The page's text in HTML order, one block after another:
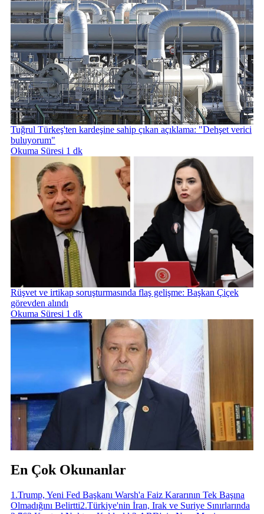
Tuğrul Türkeş'ten kardeşine sahip çıkan açıklama: "Dehşet verici
buluyorum"
Okuma Süresi 1 dk
Rüşvet ve irtikap soruşturmasında flaş gelişme: Başkan Çiçek
görevden alındı
Okuma Süresi 1 dk
En Çok Okunanlar
1 .Trump, Yeni Fed Başkanı Warsh'a Faiz Kararının Tek Başına
Olmadığını Belirtti2.Türkiye'nin İran, Irak ve Suriye Sınırlarında